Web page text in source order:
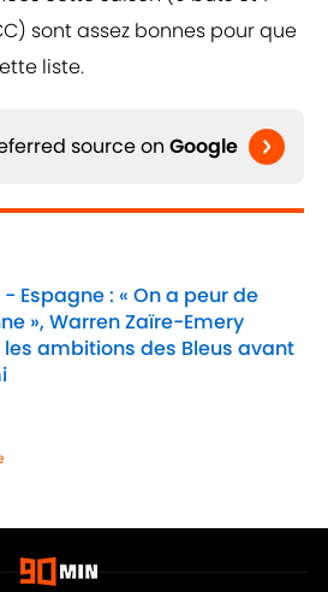
sont assez bonnes pour que
liste.
source on Google
Espagne : « On a peur de
», Warren Zaïre-Emery
ambitions des Bleus avant
by on Invalid Date